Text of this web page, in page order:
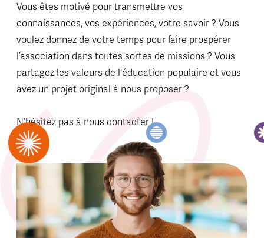
Vous êtes motivé pour transmettre vos
connaissances, vos expériences, votre savoir ? Vous
voulez donnez de votre temps pour faire prospérer
l’association dans toutes sortes de missions ? Vous
partagez les valeurs de l'éducation populaire et vous
avez un projet original à nous proposer ?
N’hésitez pas à nous contacter !